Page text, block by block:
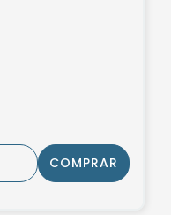
COMPRAR